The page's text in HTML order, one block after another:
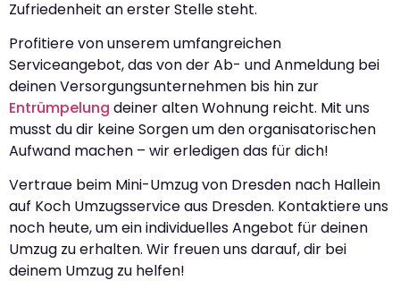
Zufriedenheit an erster Stelle steht.
Profitiere von unserem umfangreichen
Serviceangebot, das von der Ab- und Anmeldung bei
deinen Versorgungsunternehmen bis hin zur
Entrümpelung deiner alten Wohnung reicht. Mit uns
musst du dir keine Sorgen um den organisatorischen
Aufwand machen – wir erledigen das für dich!
Vertraue beim Mini-Umzug von Dresden nach Hallein
auf Koch Umzugsservice aus Dresden. Kontaktiere uns
noch heute, um ein individuelles Angebot für deinen
Umzug zu erhalten. Wir freuen uns darauf, dir bei
deinem Umzug zu helfen!